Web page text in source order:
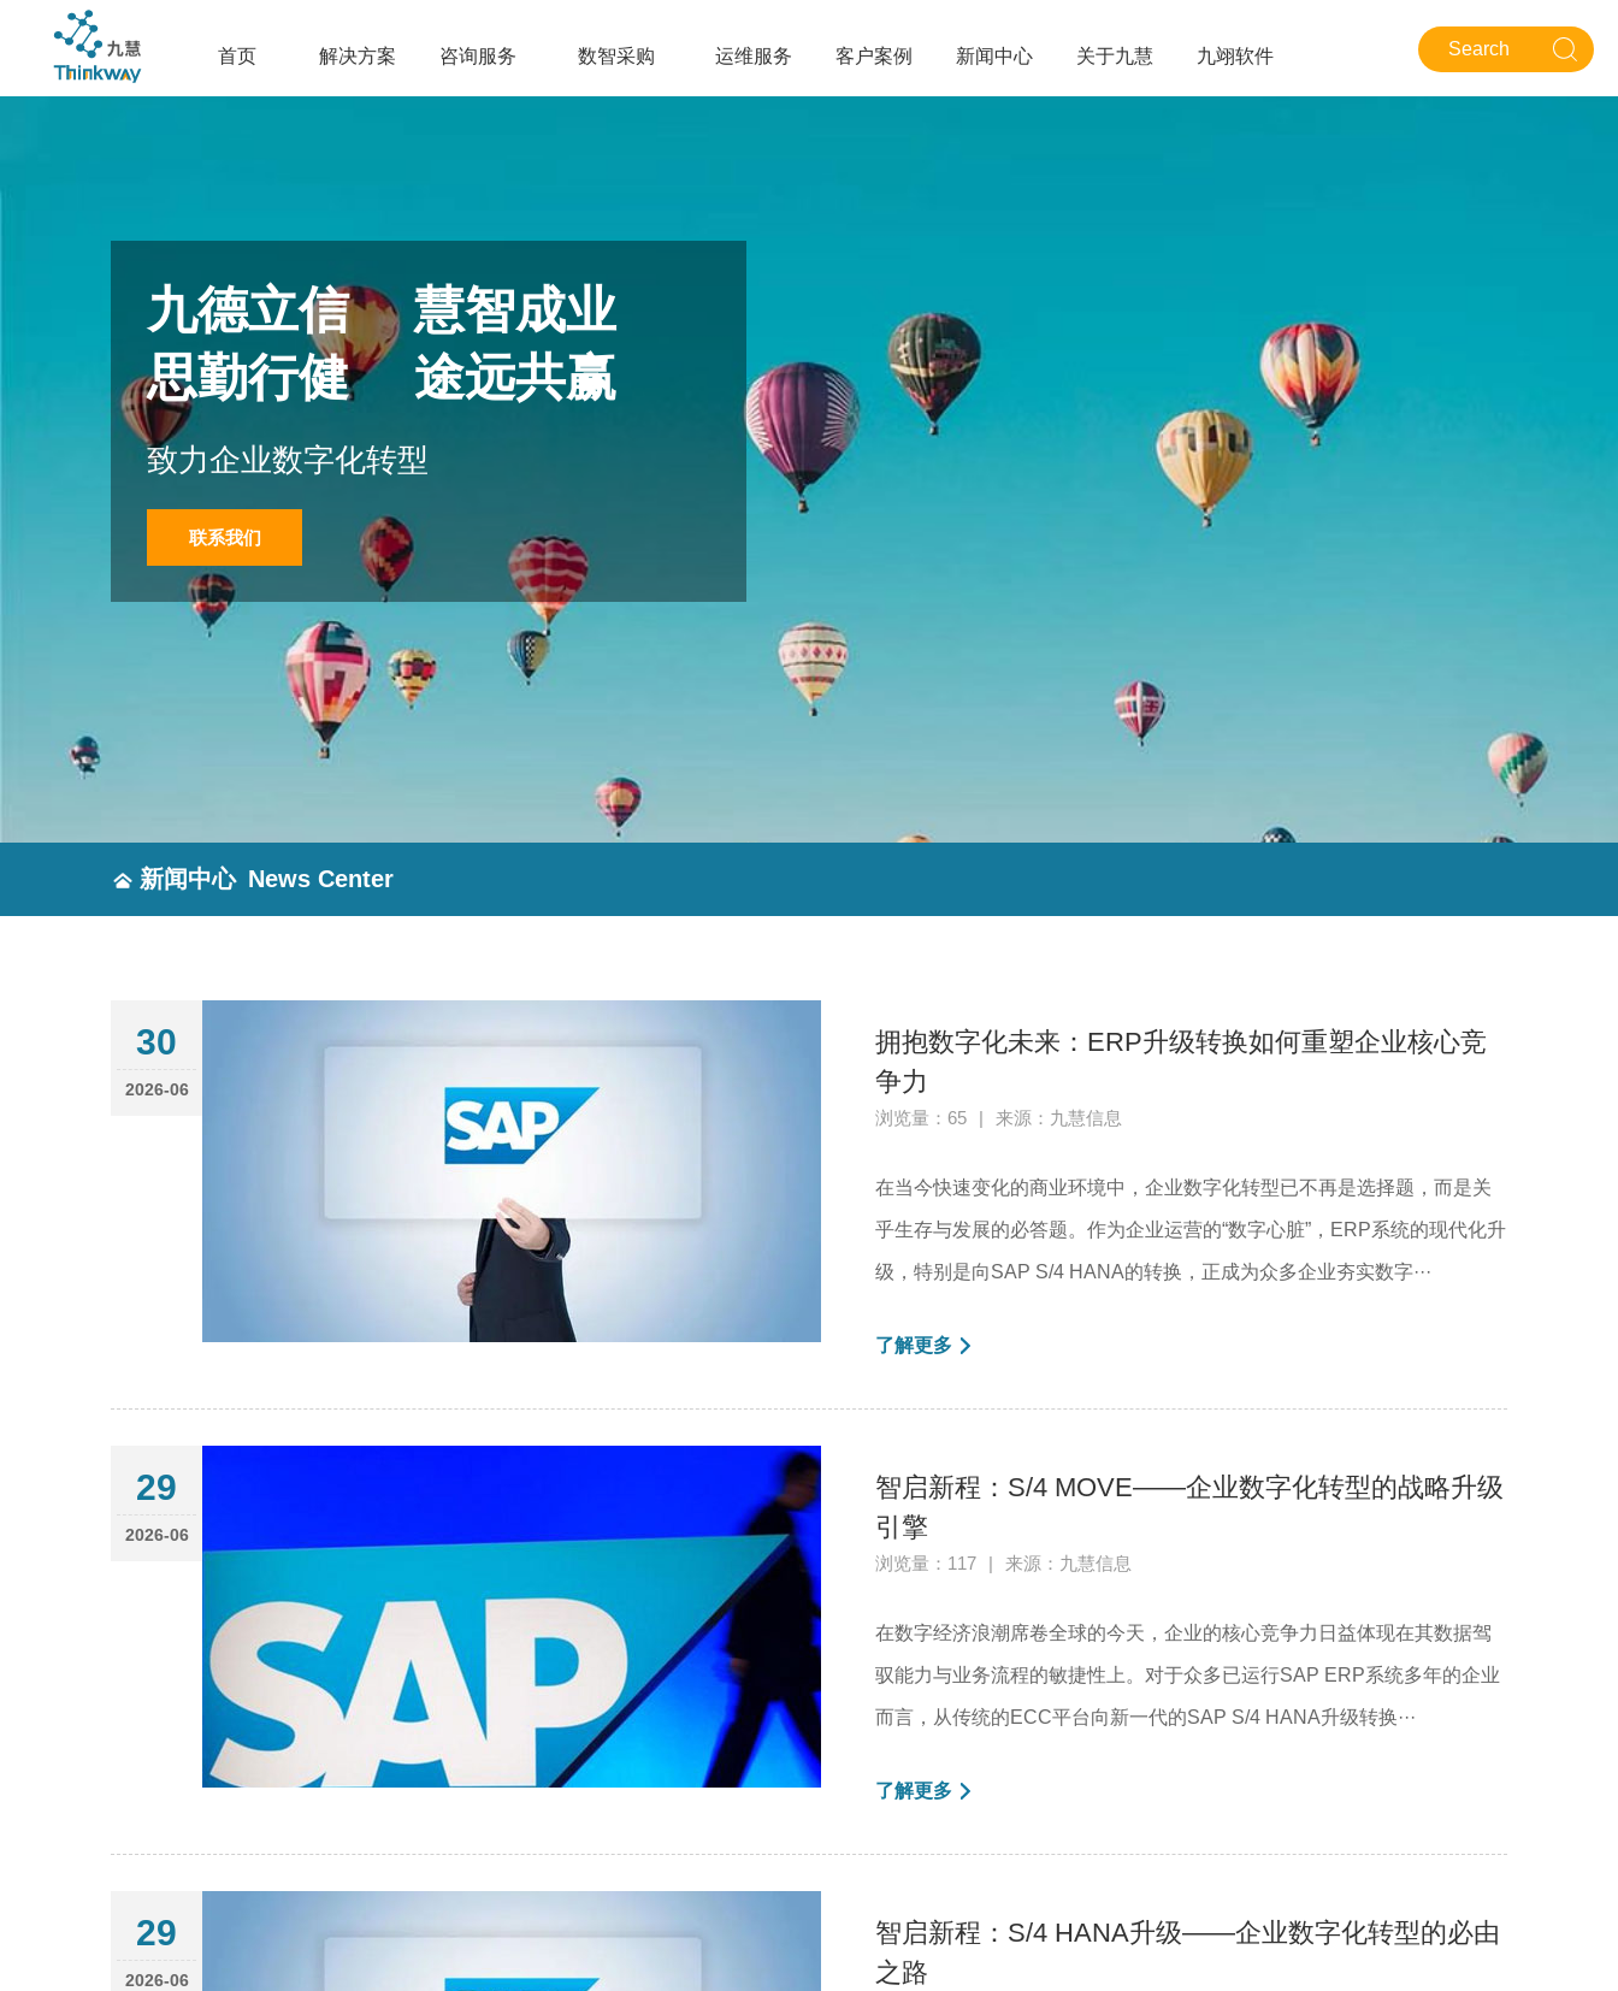
首页 解决方案 咨询服务 数智采购 运维服务 客户案例 新闻中心 关于九慧 九翊软件
九德立信 慧智成业
思勤行健 途远共赢
致力企业数字化转型
联系我们
新闻中心 News Center
30
2026-06
拥抱数字化未来：ERP升级转换如何重塑企业核心竞
争力
浏览量：65 | 来源：九慧信息
在当今快速变化的商业环境中，企业数字化转型已不再是选择题，而是关
乎生存与发展的必答题。作为企业运营的“数字心脏”，ERP系统的现代化升
级，特别是向SAP S/4 HANA的转换，正成为众多企业夯实数字···
了解更多
29
2026-06
智启新程：S/4 MOVE——企业数字化转型的战略升级
引擎
浏览量：117 | 来源：九慧信息
在数字经济浪潮席卷全球的今天，企业的核心竞争力日益体现在其数据驾
驭能力与业务流程的敏捷性上。对于众多已运行SAP ERP系统多年的企业
而言，从传统的ECC平台向新一代的SAP S/4 HANA升级转换···
了解更多
29
2026-06
智启新程：S/4 HANA升级——企业数字化转型的必由
之路